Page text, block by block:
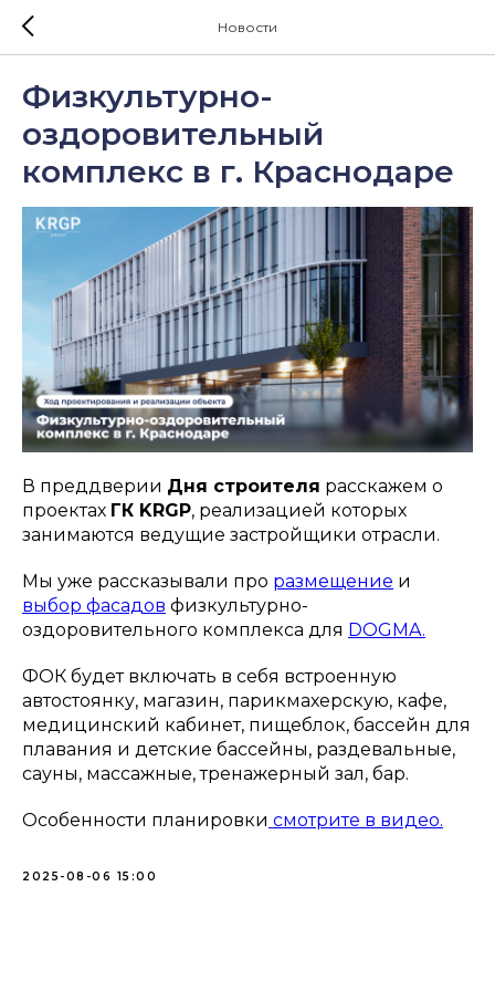
Новости
Физкультурно-
оздоровительный
комплекс в г. Краснодаре
В преддверии Дня строителя расскажем о
проектах ГК KRGP, реализацией которых
занимаются ведущие застройщики отрасли.
Мы уже рассказывали про размещение и
выбор фасадов физкультурно-
оздоровительного комплекса для DOGMA.
ФОК будет включать в себя встроенную
автостоянку, магазин, парикмахерскую, кафе,
медицинский кабинет, пищеблок, бассейн для
плавания и детские бассейны, раздевальные,
сауны, массажные, тренажерный зал, бар.
Особенности планировки смотрите в видео.
2025-08-06 15:00